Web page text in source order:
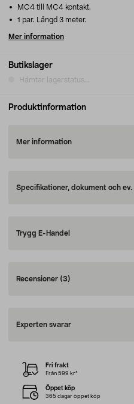
Butikslager
Hämtar lagerstatus...
MC4 till MC4 kontakt.
1 par. Längd 3 meter.
Mer information
Produktinformation
Mer information
Specifikationer, dokument och
Trygg E-Handel
Recensioner (3)
Experten svarar
Fri frakt
Från 599 kr*
Öppet köp
365 dagar öppet köp